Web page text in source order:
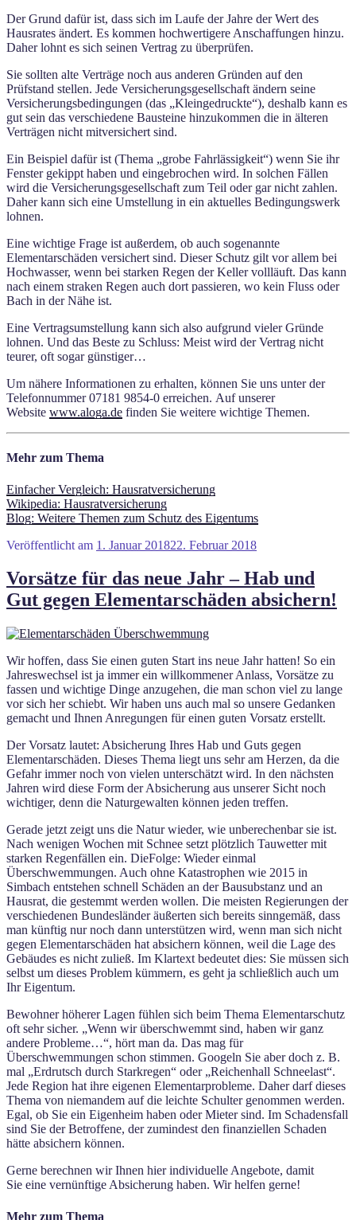
Der Grund dafür ist, dass sich im Laufe der Jahre der Wert des
Hausrates ändert. Es kommen hochwertigere Anschaffungen hinzu.
Daher lohnt es sich seinen Vertrag zu überprüfen.
Sie sollten alte Verträge noch aus anderen Gründen auf den
Prüfstand stellen. Jede Versicherungsgesellschaft ändern seine
Versicherungsbedingungen (das „Kleingedruckte“), deshalb kann es
gut sein das verschiedene Bausteine hinzukommen die in älteren
Verträgen nicht mitversichert sind.
Ein Beispiel dafür ist (Thema „grobe Fahrlässigkeit“) wenn Sie ihr
Fenster gekippt haben und eingebrochen wird. In solchen Fällen
wird die Versicherungsgesellschaft zum Teil oder gar nicht zahlen.
Daher kann sich eine Umstellung in ein aktuelles Bedingungswerk
lohnen.
Eine wichtige Frage ist außerdem, ob auch sogenannte
Elementarschäden versichert sind. Dieser Schutz gilt vor allem bei
Hochwasser, wenn bei starken Regen der Keller vollläuft. Das kann
nach einem straken Regen auch dort passieren, wo kein Fluss oder
Bach in der Nähe ist.
Eine Vertragsumstellung kann sich also aufgrund vieler Gründe
lohnen. Und das Beste zu Schluss: Meist wird der Vertrag nicht
teurer, oft sogar günstiger…
Um nähere Informationen zu erhalten, können Sie uns unter der
Telefonnummer 07181 9854-0 erreichen. Auf unserer
Website www.aloga.de finden Sie weitere wichtige Themen.
Mehr zum Thema
Einfacher Vergleich: Hausratversicherung
Wikipedia: Hausratversicherung
Blog: Weitere Themen zum Schutz des Eigentums
Veröffentlicht am 1. Januar 201822. Februar 2018
Vorsätze für das neue Jahr – Hab und
Gut gegen Elementarschäden absichern!
Wir hoffen, dass Sie einen guten Start ins neue Jahr hatten! So ein
Jahreswechsel ist ja immer ein willkommener Anlass, Vorsätze zu
fassen und wichtige Dinge anzugehen, die man schon viel zu lange
vor sich her schiebt. Wir haben uns auch mal so unsere Gedanken
gemacht und Ihnen Anregungen für einen guten Vorsatz erstellt.
Der Vorsatz lautet: Absicherung Ihres Hab und Guts gegen
Elementarschäden. Dieses Thema liegt uns sehr am Herzen, da die
Gefahr immer noch von vielen unterschätzt wird. In den nächsten
Jahren wird diese Form der Absicherung aus unserer Sicht noch
wichtiger, denn die Naturgewalten können jeden treffen.
Gerade jetzt zeigt uns die Natur wieder, wie unberechenbar sie ist.
Nach wenigen Wochen mit Schnee setzt plötzlich Tauwetter mit
starken Regenfällen ein. DieFolge: Wieder einmal
Überschwemmungen. Auch ohne Katastrophen wie 2015 in
Simbach entstehen schnell Schäden an der Bausubstanz und an
Hausrat, die gestemmt werden wollen. Die meisten Regierungen der
verschiedenen Bundesländer äußerten sich bereits sinngemäß, dass
man künftig nur noch dann unterstützen wird, wenn man sich nicht
gegen Elementarschäden hat absichern können, weil die Lage des
Gebäudes es nicht zuließ. Im Klartext bedeutet dies: Sie müssen sich
selbst um dieses Problem kümmern, es geht ja schließlich auch um
Ihr Eigentum.
Bewohner höherer Lagen fühlen sich beim Thema Elementarschutz
oft sehr sicher. „Wenn wir überschwemmt sind, haben wir ganz
andere Probleme…“, hört man da. Das mag für
Überschwemmungen schon stimmen. Googeln Sie aber doch z. B.
mal „Erdrutsch durch Starkregen“ oder „Reichenhall Schneelast“.
Jede Region hat ihre eigenen Elementarprobleme. Daher darf dieses
Thema von niemandem auf die leichte Schulter genommen werden.
Egal, ob Sie ein Eigenheim haben oder Mieter sind. Im Schadensfall
sind Sie der Betroffene, der zumindest den finanziellen Schaden
hätte absichern können.
Gerne berechnen wir Ihnen hier individuelle Angebote, damit
Sie eine vernünftige Absicherung haben. Wir helfen gerne!
Mehr zum Thema